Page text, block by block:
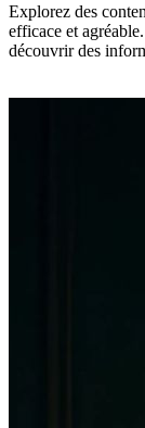
Explorez des
efficace et
découvrir des